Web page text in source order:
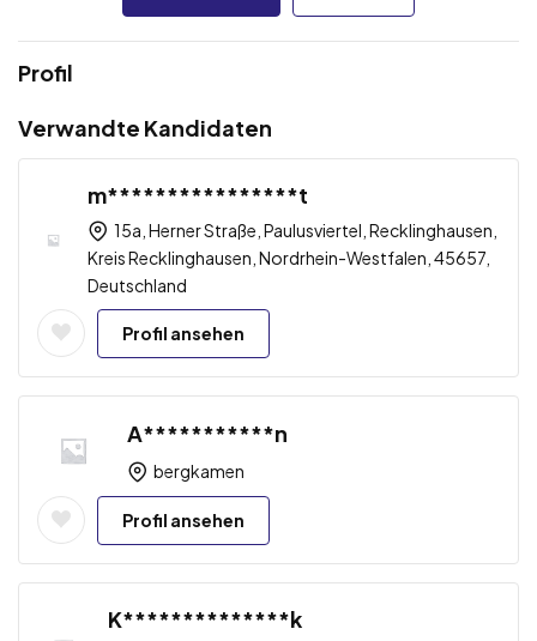
Profil
Verwandte Kandidaten
m****************t
15a, Herner Straße, Paulusviertel, Recklinghausen,
Kreis Recklinghausen, Nordrhein-Westfalen, 45657,
Deutschland
Profil ansehen
A***********n
bergkamen
Profil ansehen
K**************k